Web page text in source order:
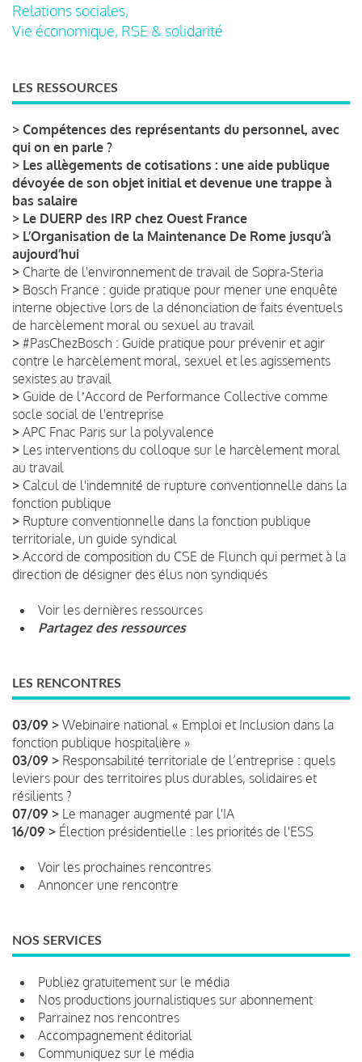
Relations sociales,
Vie économique, RSE & solidarité
LES RESSOURCES
> Compétences des représentants du personnel, avec
qui on en parle ?
> Les allègements de cotisations : une aide publique
dévoyée de son objet initial et devenue une trappe à
bas salaire
> Le DUERP des IRP chez Ouest France
> L’Organisation de la Maintenance De Rome jusqu’à
aujourd’hui
> Charte de l'environnement de travail de Sopra-Steria
> Bosch France : guide pratique pour mener une enquête
interne objective lors de la dénonciation de faits éventuels
de harcèlement moral ou sexuel au travail
> #PasChezBosch : Guide pratique pour prévenir et agir
contre le harcèlement moral, sexuel et les agissements
sexistes au travail
> Guide de lʼAccord de Performance Collective comme
socle social de l'entreprise
> APC Fnac Paris sur la polyvalence
> Les interventions du colloque sur le harcèlement moral
au travail
> Calcul de l'indemnité de rupture conventionnelle dans la
fonction publique
> Rupture conventionnelle dans la fonction publique
territoriale, un guide syndical
> Accord de composition du CSE de Flunch qui permet à la
direction de désigner des élus non syndiqués
Voir les dernières ressources
Partagez des ressources
LES RENCONTRES
03/09 > Webinaire national « Emploi et Inclusion dans la
fonction publique hospitalière »
03/09 > Responsabilité territoriale de l’entreprise : quels
leviers pour des territoires plus durables, solidaires et
résilients ?
07/09 > Le manager augmenté par l'IA
16/09 > Élection présidentielle : les priorités de l'ESS
Voir les prochaines rencontres
Annoncer une rencontre
NOS SERVICES
Publiez gratuitement sur le média
Nos productions journalistiques sur abonnement
Parrainez nos rencontres
Accompagnement éditorial
Communiquez sur le média